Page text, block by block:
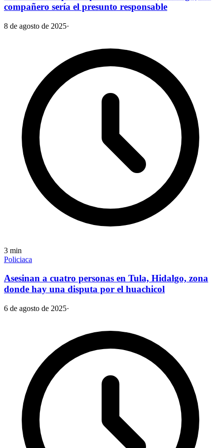
compañero sería el presunto responsable
8 de agosto de 2025·
3 min
Policiaca
Asesinan a cuatro personas en Tula, Hidalgo, zona
donde hay una disputa por el huachicol
6 de agosto de 2025·